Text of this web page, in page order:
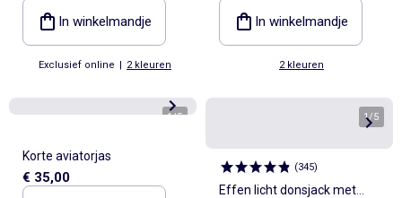
In winkelmandje
Exclusief online | 2 kleuren
In winkelmandje
2 kleuren
1/5
Korte aviatorjas
€ 35,00
1/5
(345)
Effen licht donsjack met